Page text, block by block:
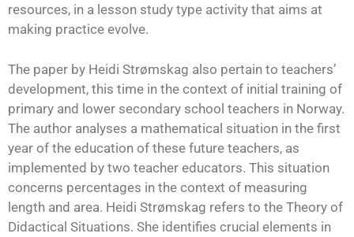
resources, in a lesson study type activity that aims at
making practice evolve.
The paper by Heidi Strømskag also pertain to teachers’
development, this time in the context of initial training of
primary and lower secondary school teachers in Norway.
The author analyses a mathematical situation in the first
year of the education of these future teachers, as
implemented by two teacher educators. This situation
concerns percentages in the context of measuring
length and area. Heidi Strømskag refers to the Theory of
Didactical Situations. She identifies crucial elements in